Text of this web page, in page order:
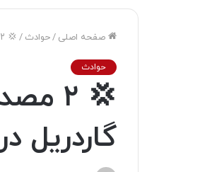
صفحه اصلی /حوادث / 💢 ۲ مصدوم به دنبال برخورد، پیکان با گاردریل در نیشابور
حوادث
💢 ۲
گاردریل